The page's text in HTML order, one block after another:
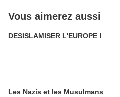
Vous aimerez aussi
DESISLAMISER L'EUROPE !
Les Nazis et les Musulmans